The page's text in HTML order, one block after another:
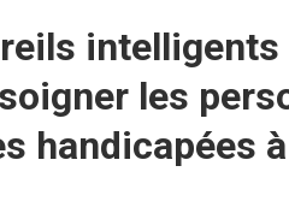
intelligents
les
handicapées